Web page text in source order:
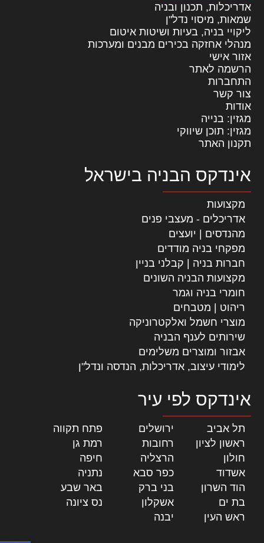
אדריכלות, תכנון ובניה
שמאות, מיסוי נדל"ן
ליקויי בניה, בעיות ושיטות איטום
מנהלי אחזקה בכירים מבנים ומערכות
אזור אישי
הרשמה לאתר
התחברות
צור קשר
אודות
מגזין: בנייה
מגזין: תוכן שיווקי
תקנון האתר
אינדקס הבניה בישראל
מקצועות
אדריכלים - מעצבי פנים
מהנדסים | יועצים
מפקחי בניה מודדים
חברות בניה | קבלני בניין
מקצועות הבניה השונים
חומרי בניה וגמר
ריהוט | מטבחים
מוצרי חשמל ואלקטרוניקה
שירותים לענף הבניה
אבזור ומוצרים משלימים
לימודי עיצוב, אדריכלות, הנדסה ונדל"ן
אינדקס לפי עיר
תל אביב ירושלים פתח תקווה
ראשון לציון
רחובות רמת גן
חולון
הרצליה חיפה
אשדוד
כפר סבא נתניה
הוד השרון
בני ברק באר שבע
בת ים
אשקלון נס ציונה
ראש העין
יבנה